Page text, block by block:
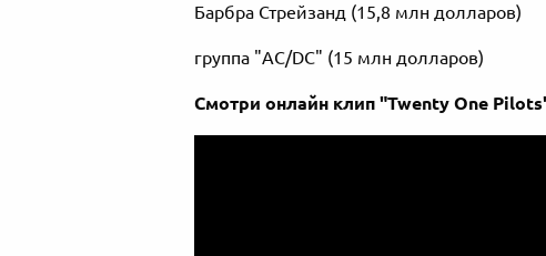
Барбра Стрейзанд (15,8 млн долларов)
группа "AC/DC" (15 млн долларов)
Смотри онлайн клип "Twenty One